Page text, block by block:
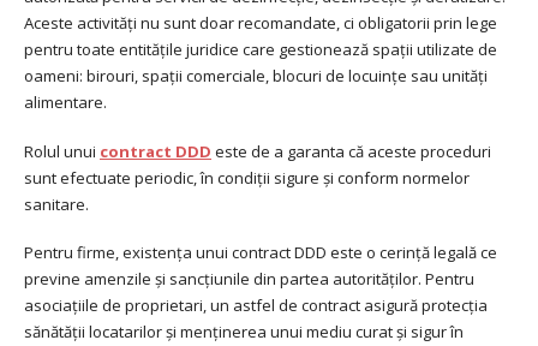
Aceste activități nu sunt doar recomandate, ci obligatorii prin lege
pentru toate entitățile juridice care gestionează spații utilizate de
oameni: birouri, spații comerciale, blocuri de locuințe sau unități
alimentare.
Rolul unui contract DDD este de a garanta că aceste proceduri
sunt efectuate periodic, în condiții sigure și conform normelor
sanitare.
Pentru firme, existența unui contract DDD este o cerință legală ce
previne amenzile și sancțiunile din partea autorităților. Pentru
asociațiile de proprietari, un astfel de contract asigură protecția
sănătății locatarilor și menținerea unui mediu curat și sigur în